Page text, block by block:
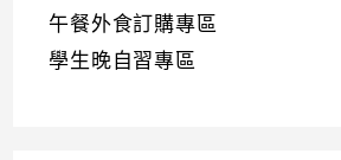
午餐外食訂購專區
學生晚自習專區